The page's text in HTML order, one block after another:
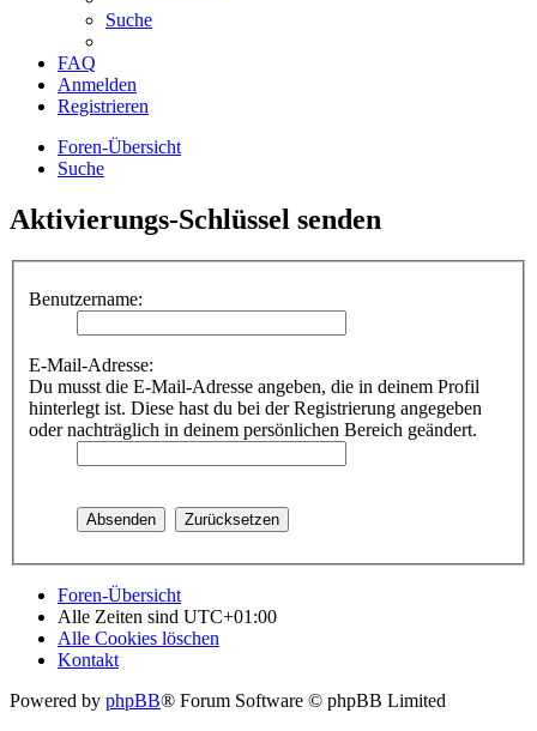
Suche
FAQ
Anmelden
Registrieren
Foren-Übersicht
Suche
Aktivierungs-Schlüssel senden
Benutzername:
E-Mail-Adresse:
Du musst die E-Mail-Adresse angeben, die in deinem Profil
hinterlegt ist. Diese hast du bei der Registrierung angegeben
oder nachträglich in deinem persönlichen Bereich geändert.
Foren-Übersicht
Alle Zeiten sind UTC+01:00
Alle Cookies löschen
Kontakt
Powered by phpBB® Forum Software © phpBB Limited